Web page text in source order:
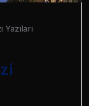
Yazıları